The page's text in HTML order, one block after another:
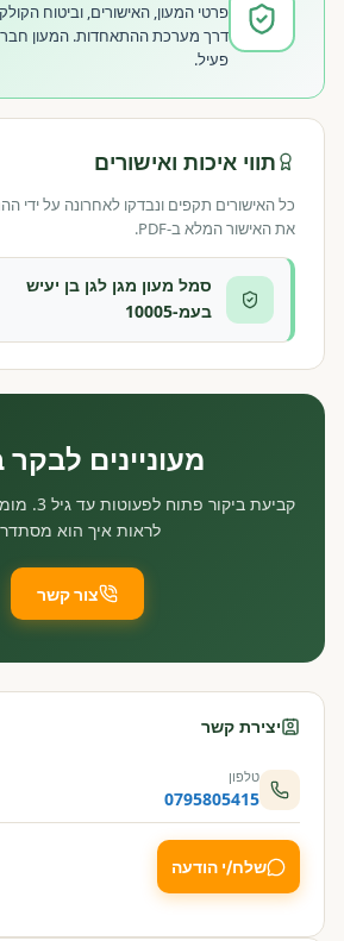
פרטי המעון, האישורים, וביטוח
דרך מערכת ההתאחדות. המעון חבר
פעיל.
תווי איכות ואישורים
כל האישורים תקפים ונבדקו לאחרונה על ידי
את האישור המלא ב-PDF.
סמל מעון מגן לגן בן יעיש
בעמ-10005
מעוניינים לבקר
קביעת
לראות איך הוא
צור קשר
יצירת קשר
טלפון
0795805415
שלח/י הודעה